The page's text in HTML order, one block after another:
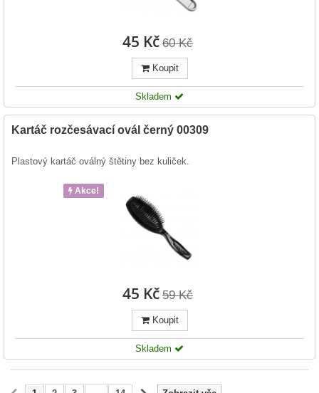
45 Kč 60 Kč
Koupit
Skladem
Kartáč rozčesávací ovál černý 00309
Plastový kartáč oválný štětiny bez kuliček.
Akce!
45 Kč 59 Kč
Koupit
Skladem